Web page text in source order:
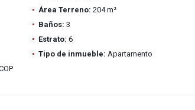
Área Terreno: 204 m²
Baños: 3
Estrato: 6
Tipo de inmueble: Apartamento